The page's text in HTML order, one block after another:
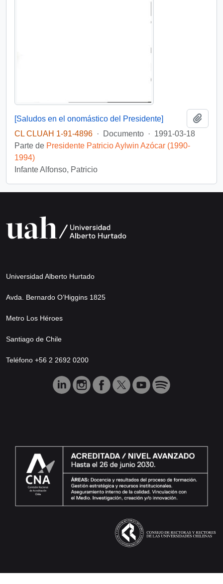
[Saludos en el onomástico del Presidente]
CL CLUAH 1-91-4896 · Documento · 1991-03-18
Parte de Presidente Patricio Aylwin Azócar (1990-
1994)
Infante Alfonso, Patricio
Universidad Alberto Hurtado
Avda. Bernardo O’Higgins 1825
Metro Los Héroes
Santiago de Chile
Teléfono +56 2 2692 0200